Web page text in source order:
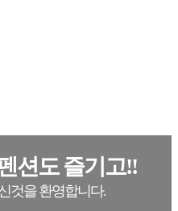
션도 즐기고!!
것을 환영합니다.